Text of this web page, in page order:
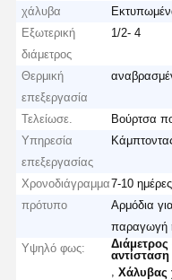
χάλυβα
Εξωτερική
διάμετρος
1/2- 4
Θερμική
επεξεργασία
Τελείωσε.
Βούρτσα
Υπηρεσία
επεξεργασίας
Χρονοδιάγραμμα7-10 ημέρες
πρότυπο
Αρμόδια
παραγωγή
Υψηλό φως:
,Χάλυβας